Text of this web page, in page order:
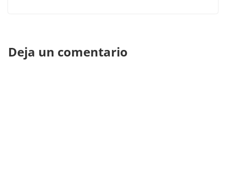
Deja un comentario